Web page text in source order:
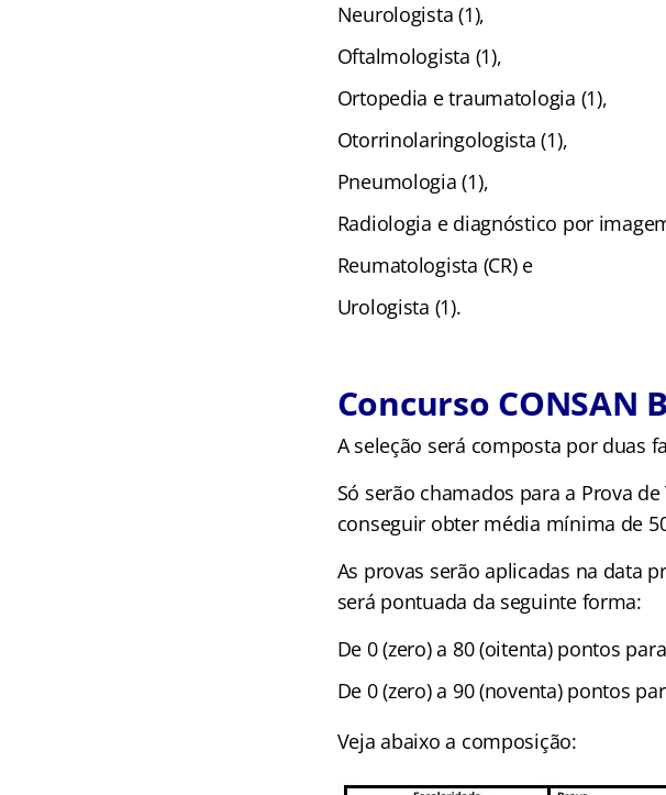
Neurologista (1),
Oftalmologista (1),
Ortopedia e traumatologia (1),
Otorrinolaringologista (1),
Pneumologia (1),
Radiologia e diagnóstico por
Reumatologista (CR) e
Urologista (1).
Concurso CONSAN
A seleção será composta por duas
Só serão chamados para a Prova
conseguir obter média mínima de
As provas serão aplicadas na data
será pontuada da seguinte forma:
De 0 (zero) a 80 (oitenta) pontos
De 0 (zero) a 90 (noventa) pontos
Veja abaixo a composição: